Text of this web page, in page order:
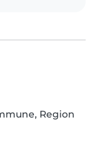
Region